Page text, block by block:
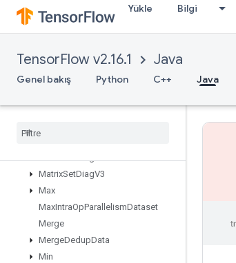
Yükle Bilgi
TensorFlow v2.16.1 Java
Genel bakış Python C++ Java
MapPeek
MapSize
MapUnstage
MapUnstageNoKey
MatrixDiagPartV3
MatrixSetDiagV3
Max
MaxIntraOpParallelismDataset
Merge
MergeDedupData
Min